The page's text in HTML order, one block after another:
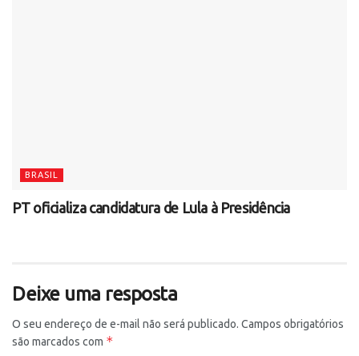
BRASIL
PT oficializa candidatura de Lula à Presidência
Deixe uma resposta
O seu endereço de e-mail não será publicado. Campos obrigatórios
são marcados com *